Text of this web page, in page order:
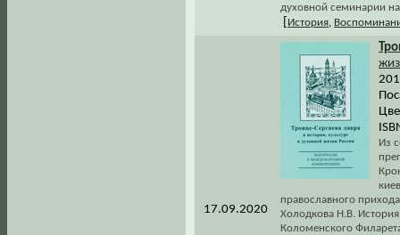
духовной семинарии
История
17.09.2020
Из
православного
Холодкова Н.В.
Коломенского